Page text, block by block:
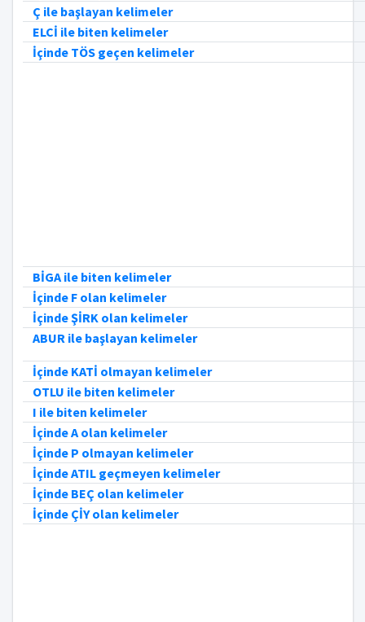
Ç ile başlayan kelimeler
ELCİ ile biten kelimeler
İçinde TÖS geçen kelimeler
BİGA ile biten kelimeler
İçinde F olan kelimeler
İçinde ŞİRK olan kelimeler
ABUR ile başlayan kelimeler
İçinde KATİ olmayan kelimeler
OTLU ile biten kelimeler
I ile biten kelimeler
İçinde A olan kelimeler
İçinde P olmayan kelimeler
İçinde ATIL geçmeyen kelimeler
İçinde BEÇ olan kelimeler
İçinde ÇİY olan kelimeler